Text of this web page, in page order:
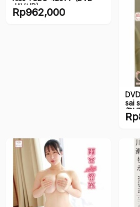
JAV/JP)
Rp962,000
sai
Rp